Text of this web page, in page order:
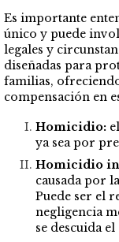
Es importante
único y puede
legales y
diseñadas para
familias,
compensación en
Homicidio:
ya sea por
Homicidio
causada por
Puede ser el
negligencia
se descuida